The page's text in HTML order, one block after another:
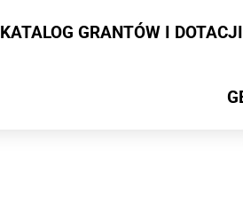
KATALOG GRANTÓW I DOTACJI